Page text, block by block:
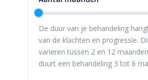
De duur van je behandeling
van de klachten en progressie.
varieren tussen 2 en 12
duurt een behandeling 3 tot 6